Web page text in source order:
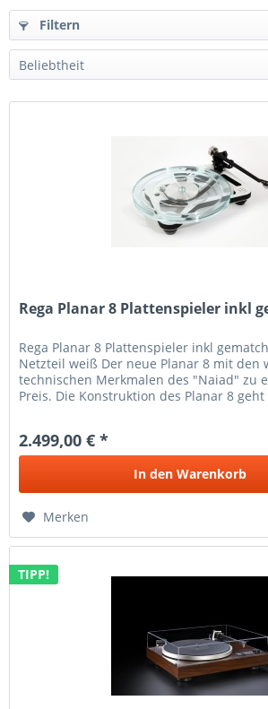
Filtern
Rega Planar 8 Plattenspieler inkl
Rega Planar 8 Plattenspieler inkl
Netzteil weiß Der neue Planar 8 mit den
technischen Merkmalen des "Naiad" zu
Preis. Die Konstruktion des Planar 8
2.499,00 € *
In den Warenkorb
Merken
TIPP!